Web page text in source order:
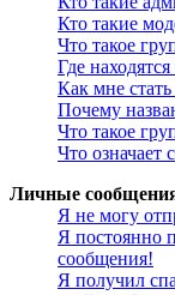
Кто такие
Что такое
Где
Как мне
Почему
Что такое
Что означает
Личные
Я не могу
Я постоянно
сообщения!
Я получил